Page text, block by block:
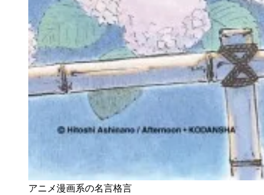
アニメ漫画系の名言格言